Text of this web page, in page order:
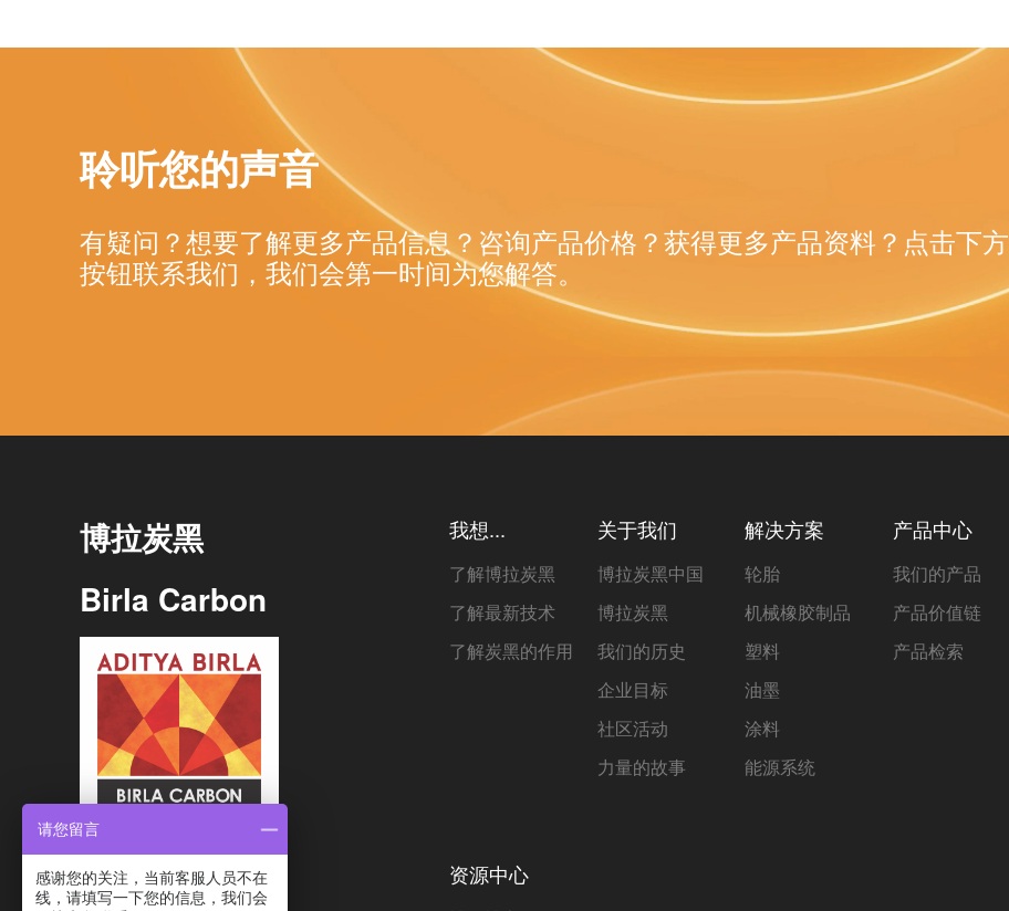
聆听您的声音
有疑问？想要了解更多产品信息？咨询产品价格？获得更多产品资料？点击下方
按钮联系我们，我们会第一时间为您解答。
博拉炭黑
Birla Carbon
我想...
了解博拉炭黑
了解最新技术
了解炭黑的作用
关于我们
博拉炭黑中国
博拉炭黑
我们的历史
企业目标
社区活动
力量的故事
解决方案
轮胎
机械橡胶制品
塑料
油墨
涂料
能源系统
产品中心
我们的产品
产品价值链
产品检索
资源中心
请您留言
感谢您的关注，当前客服人员不在
线，请填写一下您的信息，我们会